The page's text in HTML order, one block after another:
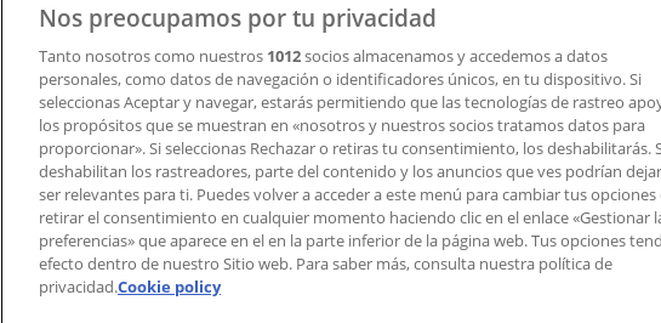
Descargar la APP Tiendeo
Copyright © Tiendeo ® 2026 · Shopfully Marketing S.L.U. – Palau de Mar
Términos y condicionesPolítica de privacidad
Gestionar cookies
Nos preocupamos por tu privacidad
Tanto nosotros como nuestros 1012socios almacenamos y accedemos a datos
personales, como datos de navegación o identificadores únicos, en tu dispositivo. Si
seleccionas Aceptar y navegar, estarás permitiendo que las tecnologías de rastreo
los propósitos que se muestran en «nosotros y nuestros socios tratamos datos para
proporcionar». Si seleccionas Rechazar o retiras tu consentimiento, los deshabilitarás.
deshabilitan los rastreadores, parte del contenido y los anuncios que ves podrían
ser relevantes para ti. Puedes volver a acceder a este menú para cambiar tus opciones
retirar el consentimiento en cualquier momento haciendo clic en el enlace «Gestionar
preferencias» que aparece en el en la parte inferior de la página web. Tus opciones
efecto dentro de nuestro Sitio web. Para saber más, consulta nuestra política de
privacidad.Cookie policy